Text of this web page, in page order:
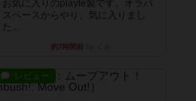
お気に入りのplayte製です。オラパ
スペースからやり、気に入りまし
た...
約7時間前
レビュー